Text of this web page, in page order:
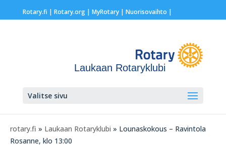
Rotary.fi | Rotary.org| MyRotary | Nuorisovaihto |
Laukaan Rotaryklubi
Valitse sivu
rotary.fi » Laukaan Rotaryklubi » Lounaskokous – Ravintola
Rosanne, klo 13:00